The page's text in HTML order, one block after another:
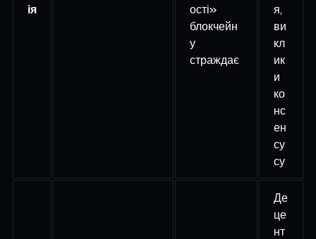
ія
ості»
блокчейн
у
страждає
я,
ви
кл
ик
и
ко
нс
ен
су
су
Де
це
нт